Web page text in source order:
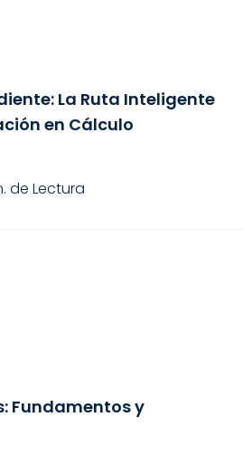
La Ruta Inteligente
en Cálculo
de Lectura
Fundamentos y